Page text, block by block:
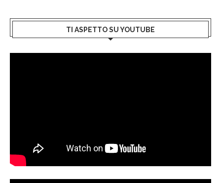
TI ASPETTO SU YOUTUBE